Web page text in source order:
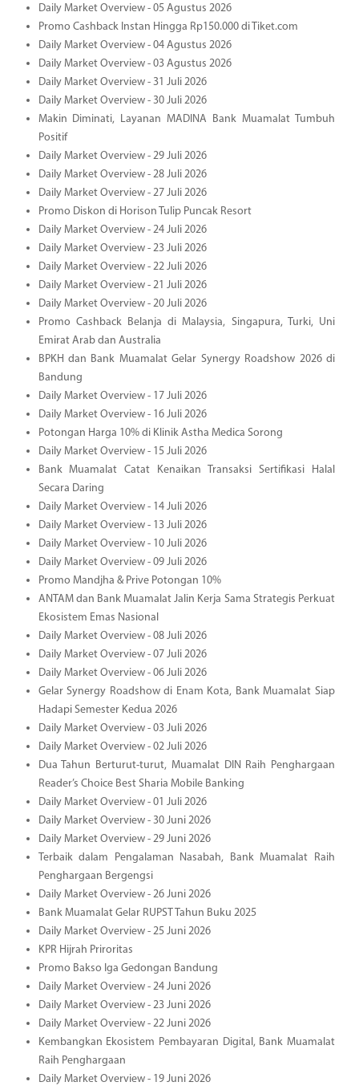
Daily Market Overview - 05 Agustus 2026
Promo Cashback Instan Hingga Rp150.000 di Tiket.com
Daily Market Overview - 04 Agustus 2026
Daily Market Overview - 03 Agustus 2026
Daily Market Overview - 31 Juli 2026
Daily Market Overview - 30 Juli 2026
Makin Diminati, Layanan MADINA Bank Muamalat Tumbuh
Positif
Daily Market Overview - 29 Juli 2026
Daily Market Overview - 28 Juli 2026
Daily Market Overview - 27 Juli 2026
Promo Diskon di Horison Tulip Puncak Resort
Daily Market Overview - 24 Juli 2026
Daily Market Overview - 23 Juli 2026
Daily Market Overview - 22 Juli 2026
Daily Market Overview - 21 Juli 2026
Daily Market Overview - 20 Juli 2026
Promo Cashback Belanja di Malaysia, Singapura, Turki, Uni
Emirat Arab dan Australia
BPKH dan Bank Muamalat Gelar Synergy Roadshow 2026 di
Bandung
Daily Market Overview - 17 Juli 2026
Daily Market Overview - 16 Juli 2026
Potongan Harga 10% di Klinik Astha Medica Sorong
Daily Market Overview - 15 Juli 2026
Bank Muamalat Catat Kenaikan Transaksi Sertifikasi Halal
Secara Daring
Daily Market Overview - 14 Juli 2026
Daily Market Overview - 13 Juli 2026
Daily Market Overview - 10 Juli 2026
Daily Market Overview - 09 Juli 2026
Promo Mandjha & Prive Potongan 10%
ANTAM dan Bank Muamalat Jalin Kerja Sama Strategis Perkuat
Ekosistem Emas Nasional
Daily Market Overview - 08 Juli 2026
Daily Market Overview - 07 Juli 2026
Daily Market Overview - 06 Juli 2026
Gelar Synergy Roadshow di Enam Kota, Bank Muamalat Siap
Hadapi Semester Kedua 2026
Daily Market Overview - 03 Juli 2026
Daily Market Overview - 02 Juli 2026
Dua Tahun Berturut-turut, Muamalat DIN Raih Penghargaan
Reader’s Choice Best Sharia Mobile Banking
Daily Market Overview - 01 Juli 2026
Daily Market Overview - 30 Juni 2026
Daily Market Overview - 29 Juni 2026
Terbaik dalam Pengalaman Nasabah, Bank Muamalat Raih
Penghargaan Bergengsi
Daily Market Overview - 26 Juni 2026
Bank Muamalat Gelar RUPST Tahun Buku 2025
Daily Market Overview - 25 Juni 2026
KPR Hijrah Priroritas
Promo Bakso Iga Gedongan Bandung
Daily Market Overview - 24 Juni 2026
Daily Market Overview - 23 Juni 2026
Daily Market Overview - 22 Juni 2026
Kembangkan Ekosistem Pembayaran Digital, Bank Muamalat
Raih Penghargaan
Daily Market Overview - 19 Juni 2026